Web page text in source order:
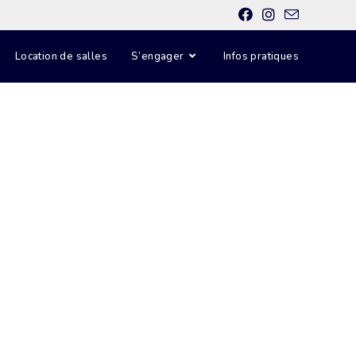
Location de salles S’engager Infos pratiques